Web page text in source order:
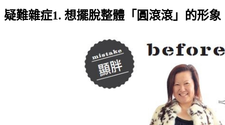
疑難雜症1. 想擺脫整體「圓滾滾」的形象